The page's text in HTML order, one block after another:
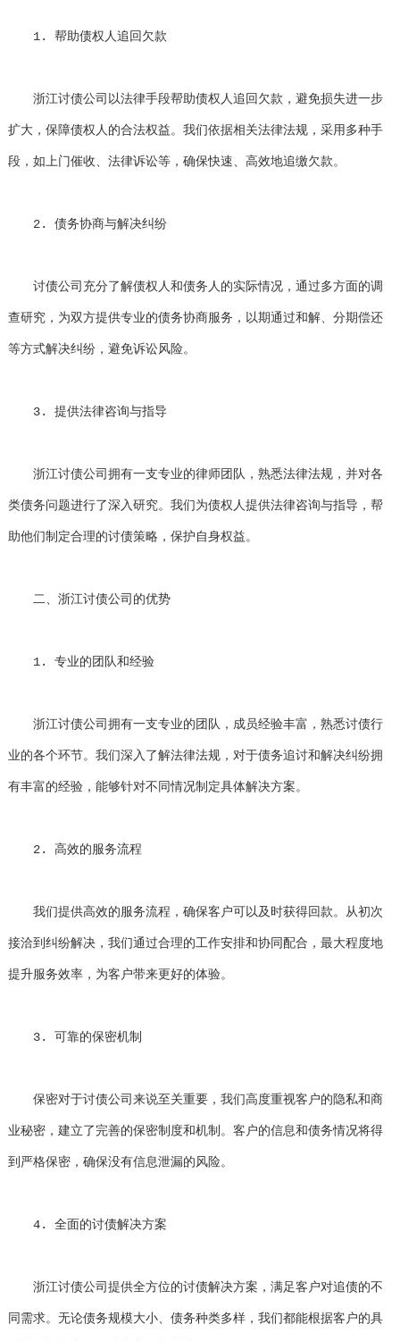
1. 帮助债权人追回欠款
浙江讨债公司以法律手段帮助债权人追回欠款，避免损失进一步
扩大，保障债权人的合法权益。我们依据相关法律法规，采用多种手
段，如上门催收、法律诉讼等，确保快速、高效地追缴欠款。
2. 债务协商与解决纠纷
讨债公司充分了解债权人和债务人的实际情况，通过多方面的调
查研究，为双方提供专业的债务协商服务，以期通过和解、分期偿还
等方式解决纠纷，避免诉讼风险。
3. 提供法律咨询与指导
浙江讨债公司拥有一支专业的律师团队，熟悉法律法规，并对各
类债务问题进行了深入研究。我们为债权人提供法律咨询与指导，帮
助他们制定合理的讨债策略，保护自身权益。
二、浙江讨债公司的优势
1. 专业的团队和经验
浙江讨债公司拥有一支专业的团队，成员经验丰富，熟悉讨债行
业的各个环节。我们深入了解法律法规，对于债务追讨和解决纠纷拥
有丰富的经验，能够针对不同情况制定具体解决方案。
2. 高效的服务流程
我们提供高效的服务流程，确保客户可以及时获得回款。从初次
接洽到纠纷解决，我们通过合理的工作安排和协同配合，最大程度地
提升服务效率，为客户带来更好的体验。
3. 可靠的保密机制
保密对于讨债公司来说至关重要，我们高度重视客户的隐私和商
业秘密，建立了完善的保密制度和机制。客户的信息和债务情况将得
到严格保密，确保没有信息泄漏的风险。
4. 全面的讨债解决方案
浙江讨债公司提供全方位的讨债解决方案，满足客户对追债的不
同需求。无论债务规模大小、债务种类多样，我们都能根据客户的具